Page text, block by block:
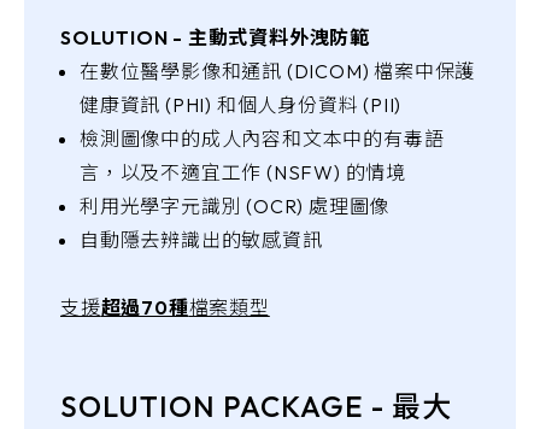
SOLUTION - 主動式資料外洩防範
在數位醫學影像和通訊 (DICOM) 檔案中保護
健康資訊 (PHI) 和個人身份資料 (PII)
檢測圖像中的成人內容和文本中的有毒語
言，以及不適宜工作 (NSFW) 的情境
利用光學字元識別 (OCR) 處理圖像
自動隱去辨識出的敏感資訊
支援超過70種檔案類型
SOLUTION PACKAGE - 最大